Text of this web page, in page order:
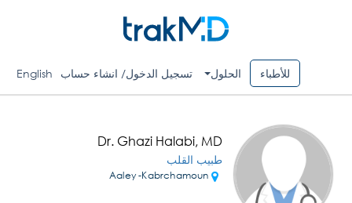
للأطباء الحلول تسجيل الدخول/ انشاء حساب English
Dr. Ghazi Halabi, MD
طبيب القلب